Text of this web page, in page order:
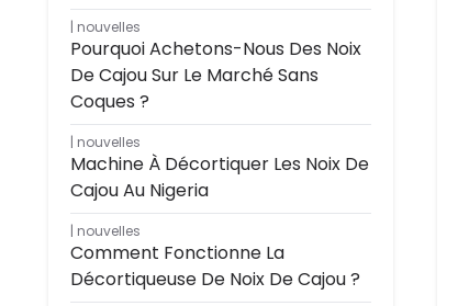
nouvelles
Pourquoi Achetons-Nous Des Noix
De Cajou Sur Le Marché Sans
Coques ?
nouvelles
Machine À Décortiquer Les Noix De
Cajou Au Nigeria
nouvelles
Comment Fonctionne La
Décortiqueuse De Noix De Cajou ?